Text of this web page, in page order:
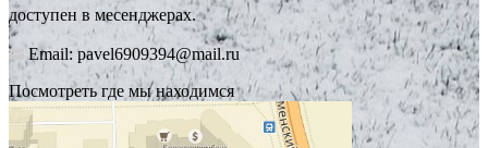
доступен в месенджерах.
Email: pavel6909394@mail.ru
Посмотреть где мы находимся